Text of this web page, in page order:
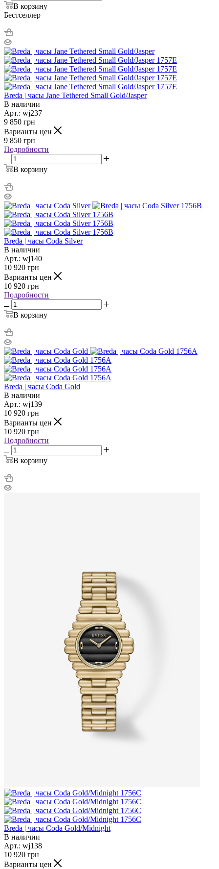
В корзину
Бестселлер
Breda | часы Jane Tethered Small Gold/Jasper
В наличии
Арт.: wj237
9 850 грн
Варианты цен
9 850 грн
Подробности
В корзину
Breda | часы Coda Silver
В наличии
Арт.: wj140
10 920 грн
Варианты цен
10 920 грн
Подробности
В корзину
Breda | часы Coda Gold
В наличии
Арт.: wj139
10 920 грн
Варианты цен
10 920 грн
Подробности
В корзину
Breda | часы Coda Gold/Midnight
В наличии
Арт.: wj138
10 920 грн
Варианты цен